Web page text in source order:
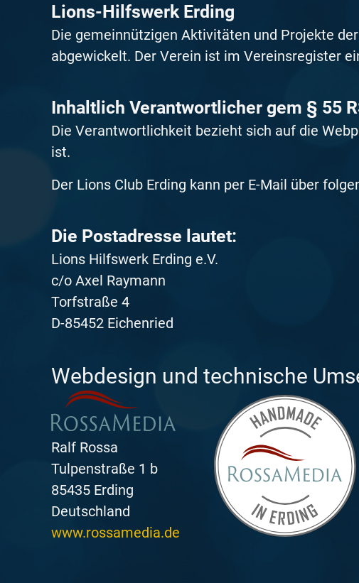
Lions-Hilfswerk Erding
Die gemeinnützigen Aktivitäten und Projekte
abgewickelt. Der Verein ist im Vereinsregister
Inhaltlich Verantwortlicher gem § 55
Die Verantwortlichkeit bezieht sich auf die
ist.
Der Lions Club Erding kann per E-Mail über
Die Postadresse lautet:
Lions Hilfswerk Erding e.V.
c/o Axel Raymann
Torfstraße 4
D-85452 Eichenried
Webdesign und technische
Ralf Rossa
Tulpenstraße 1 b
85435 Erding
Deutschland
www.rossamedia.de